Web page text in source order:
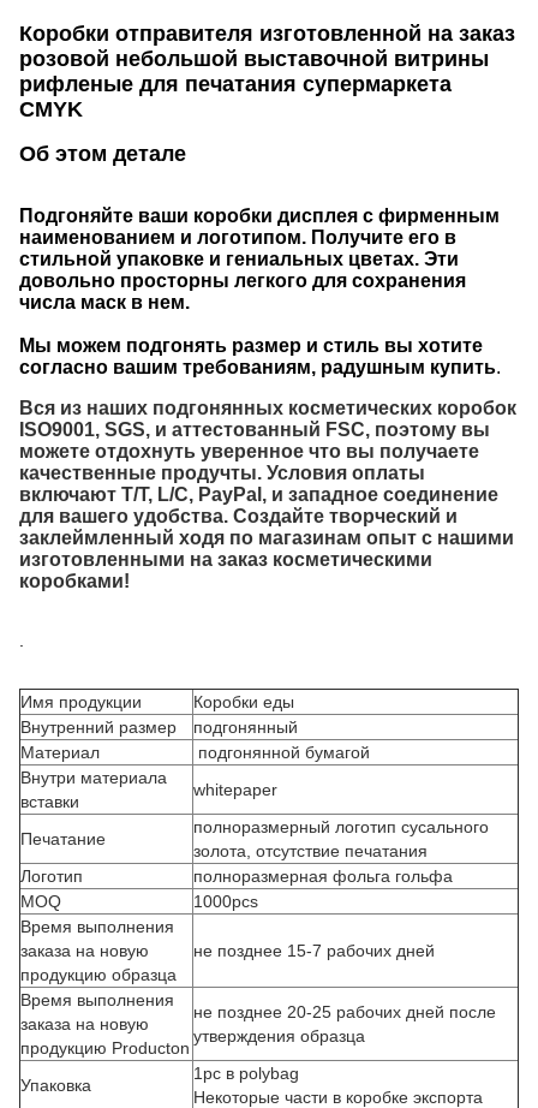
Коробки отправителя изготовленной на заказ
розовой небольшой выставочной витрины
рифленые для печатания супермаркета
CMYK
Об этом детале
Подгоняйте ваши коробки дисплея с фирменным
наименованием и логотипом. Получите его в
стильной упаковке и гениальных цветах. Эти
довольно просторны легкого для сохранения
числа маск в нем.
Мы можем подгонять размер и стиль вы хотите
согласно вашим требованиям, радушным купить.
Вся из наших подгонянных косметических коробок
ISO9001, SGS, и аттестованный FSC, поэтому вы
можете отдохнуть уверенное что вы получаете
качественные продучты. Условия оплаты
включают T/T, L/C, PayPal, и западное соединение
для вашего удобства. Создайте творческий и
заклеймленный ходя по магазинам опыт с нашими
изготовленными на заказ косметическими
коробками!
Имя продукции
Коробки еды
Внутренний размер
подгонянный
Материал
подгонянной бумагой
Внутри материала
вставки
whitepaper
Печатание
полноразмерный логотип сусального
золота, отсутствие печатания
Логотип
полноразмерная фольга гольфа
MOQ
1000pcs
Время выполнения
заказа на новую
продукцию образца
не позднее 15-7 рабочих дней
Время выполнения
заказа на новую
продукцию Producton
не позднее 20-25 рабочих дней после
утверждения образца
Упаковка
1pc в polybag
Некоторые части в коробке экспорта